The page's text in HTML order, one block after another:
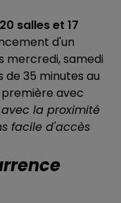
20 salles et 17
d'un
mercredi, samedi
35 minutes au
avec
la proximité
facile d'accès